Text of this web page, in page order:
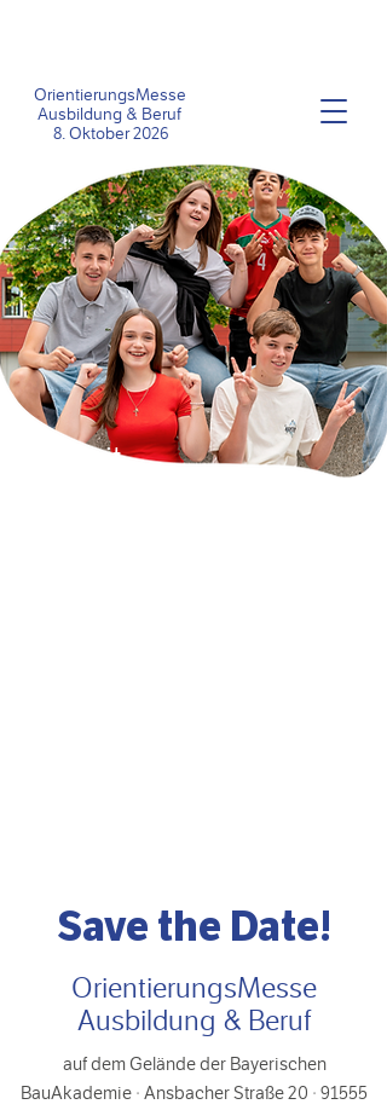
OrientierungsMesse
Ausbildung & Beruf
8. Oktober 2026
seit
Save the Date!
OrientierungsMesse
Ausbildung & Beruf
auf dem Gelände der Bayerischen
BauAkademie · Ansbacher Straße 20 · 91555